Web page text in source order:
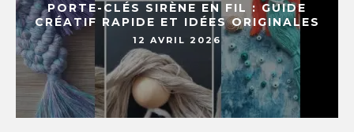
PORTE-CLÉS SIRÈNE EN FIL : GUIDE
CRÉATIF RAPIDE ET IDÉES ORIGINALES
12 AVRIL 2026